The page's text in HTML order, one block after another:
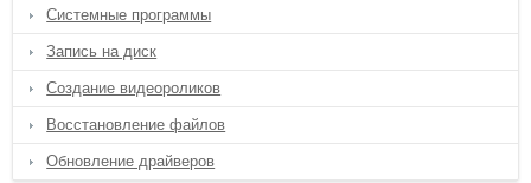
Системные программы
Запись на диск
Создание видеороликов
Восстановление файлов
Обновление драйверов